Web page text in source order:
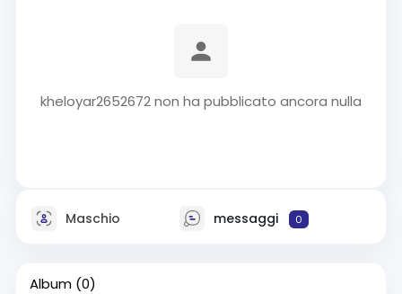
kheloyar2652672 non ha pubblicato ancora nulla
Maschio messaggi 0
Album (0)